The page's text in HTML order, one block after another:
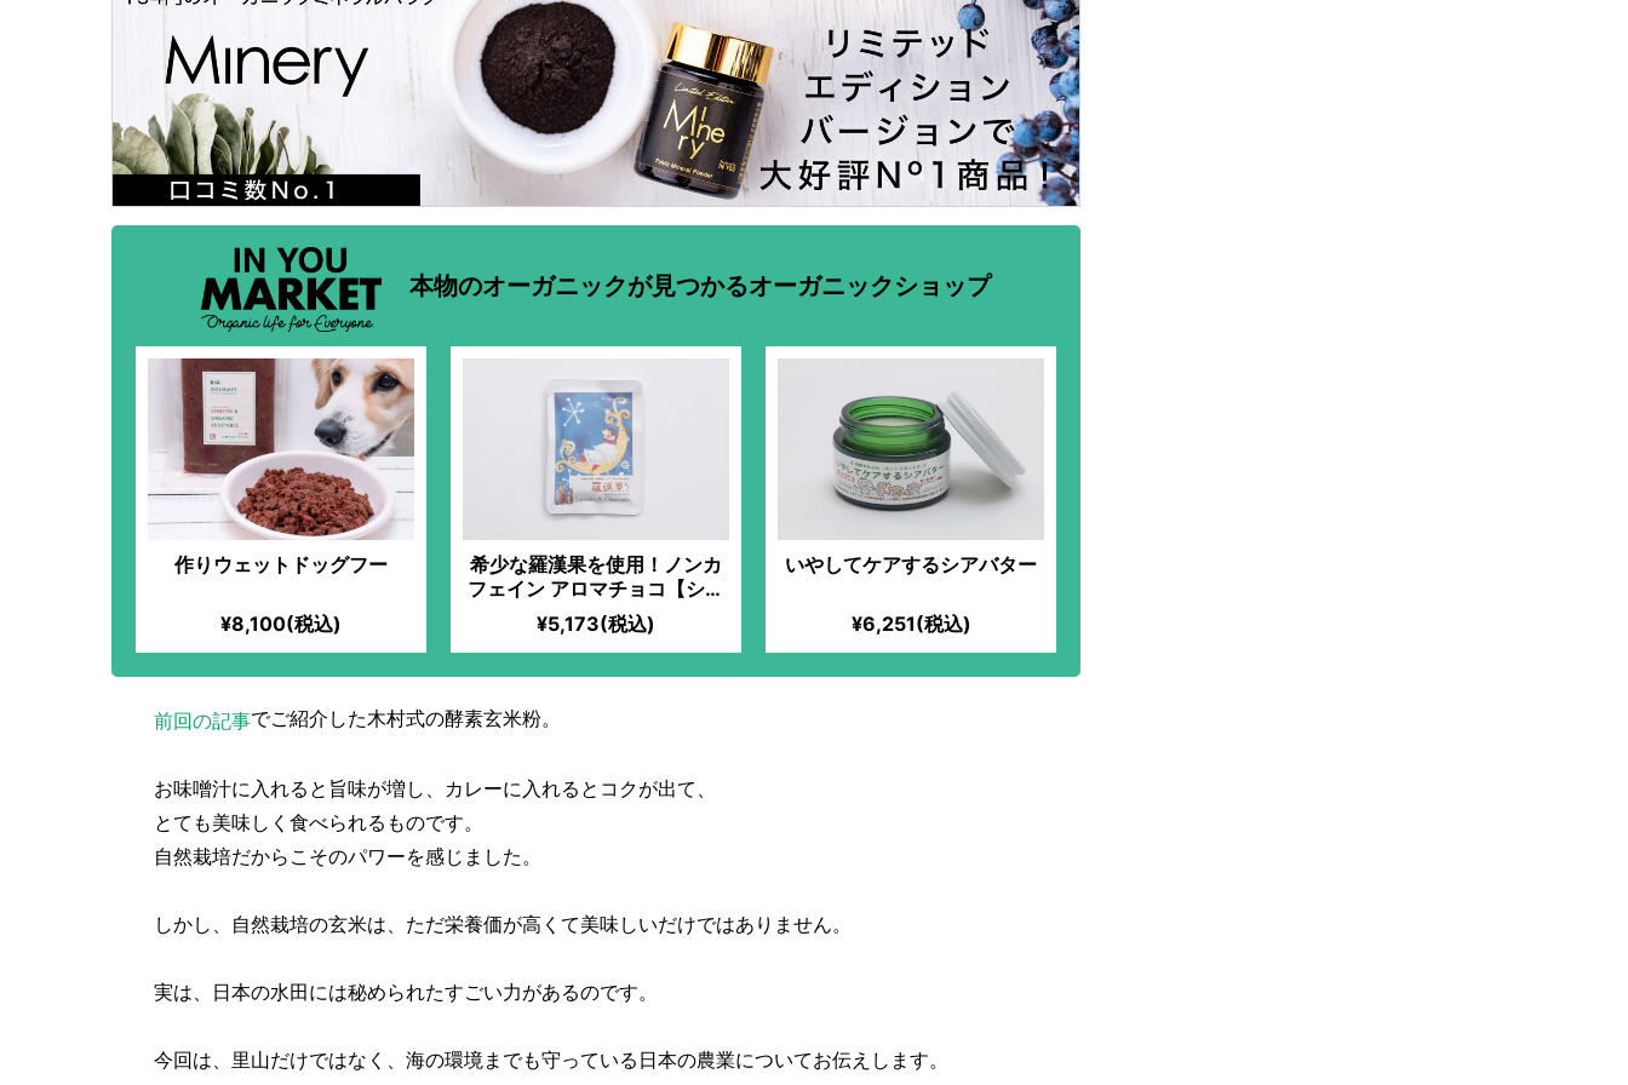
本物のオーガニックが見つかるオーガニックショップ
作りウェットドッグフー
¥8,100(税込)
希少な羅漢果を使用！ノンカ
フェイン アロマチョコ【シト
ラス】
¥5,173(税込)
いやしてケアするシアバター
¥6,251(税込)
前回の記事でご紹介した木村式の酵素玄米粉。
お味噌汁に入れると旨味が増し、カレーに入れるとコクが出て、
とても美味しく食べられるものです。
自然栽培だからこそのパワーを感じました。
しかし、自然栽培の玄米は、ただ栄養価が高くて美味しいだけではありません。
実は、日本の水田には秘められたすごい力があるのです。
今回は、里山だけではなく、海の環境までも守っている日本の農業についてお伝えします。